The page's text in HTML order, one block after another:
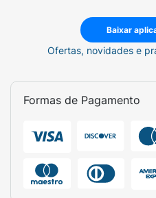
Baixar
Ofertas, novidades e
Formas de Pagamento